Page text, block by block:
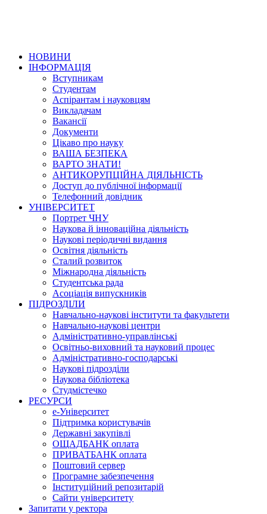
НОВИНИ
ІНФОРМАЦІЯ
Вступникам
Студентам
Аспірантам і науковцям
Викладачам
Вакансії
Документи
Цікаво про науку
ВАША БЕЗПЕКА
ВАРТО ЗНАТИ!
АНТИКОРУПЦІЙНА ДІЯЛЬНІСТЬ
Доступ до публічної інформації
Телефонний довідник
УНІВЕРСИТЕТ
Портрет ЧНУ
Наукова й інноваційна діяльність
Наукові періодичні видання
Освітня діяльність
Сталий розвиток
Міжнародна діяльність
Студентська рада
Асоціація випускників
ПІДРОЗДІЛИ
Навчально-наукові інститути та факультети
Навчально-наукові центри
Адміністративно-управлінські
Освітньо-виховний та науковий процес
Адміністративно-господарські
Наукові підрозділи
Наукова бібліотека
Студмістечко
РЕСУРСИ
е-Університет
Підтримка користувачів
Державні закупівлі
ОЩАДБАНК оплата
ПРИВАТБАНК оплата
Поштовий сервер
Програмне забезпечення
Інституційний репозитарій
Сайти університету
Запитати у ректора